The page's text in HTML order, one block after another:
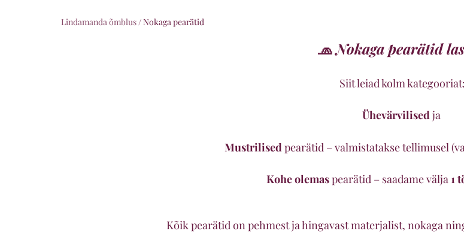
Lindamanda õmblus/Nokaga pearätid
🧢Nokaga pearätid
Siit leiad kolm kategooriat:
Ühevärvilisedja
Mustrilised pearätid – valmistatakse tellimusel
Kohe olemaspearätid – saadame välja1
Kõik pearätid on pehmest ja hingavast materjalist, nokaga